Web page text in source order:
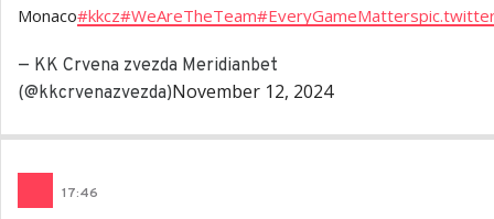
Monaco#kkcz#WeAreTheTeam#EveryGameMatters
— KK Crvena zvezda Meridianbet
(@kkcrvenazvezda)November 12, 2024
17:46